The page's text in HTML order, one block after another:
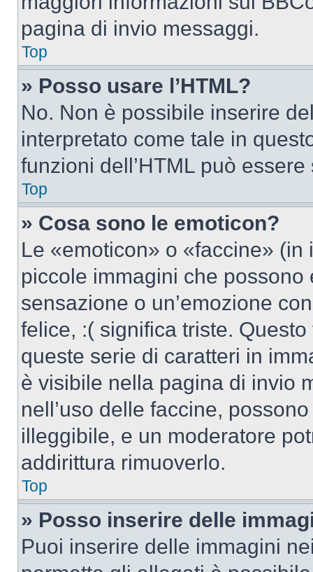
pagina di invio messaggi.
Top
» Posso usare l’HTML?
No. Non è possibile inserire
interpretato come tale in
funzioni dell’HTML può
Top
» Cosa sono le emoticon?
Le «emoticon» o «faccine»
piccole immagini che
sensazione o un’emozione
felice, :( significa triste.
queste serie di caratteri in
è visibile nella pagina di invio
nell’uso delle faccine,
illeggibile, e un moderatore
addirittura rimuoverlo.
Top
» Posso inserire delle
Puoi inserire delle immagini